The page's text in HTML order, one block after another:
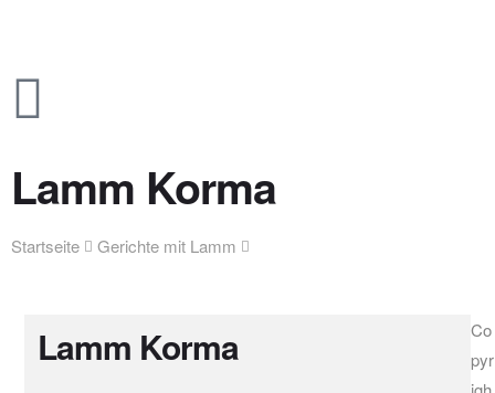
Lamm Korma
Startseite Gerichte mit Lamm
Lamm Korma
Co
pyr